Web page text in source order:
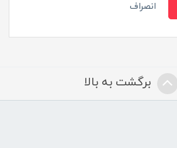
انصراف
برگشت به بالا